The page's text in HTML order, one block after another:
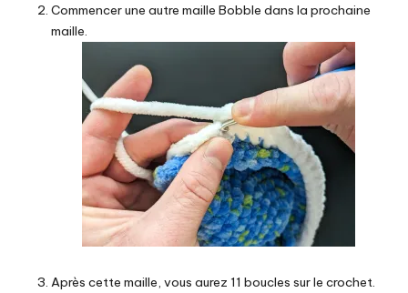
Commencer une autre maille Bobble dans la prochaine
maille.
Après cette maille, vous aurez 11 boucles sur le crochet.